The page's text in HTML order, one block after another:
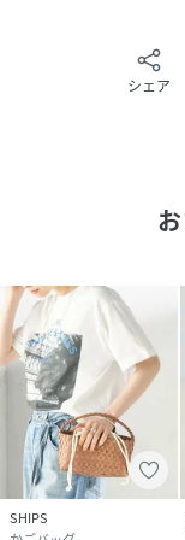
「NHE」のかごバ
職人が一つひとつ
トに重ねて輸送し
かもしれませんが
■お手入れの楽しみ
届きましたら、ぜ
てください。素材
し時間を置いてな
情が戻ります。
■ハンドメイドの
網目の大きさや形
シェア
SHIPS